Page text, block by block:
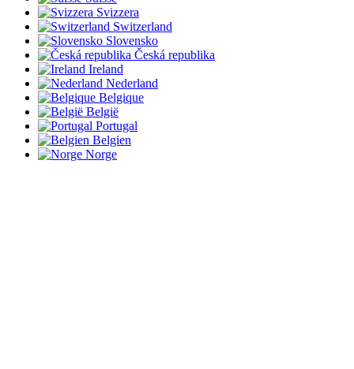
Svizzera
Switzerland
Slovensko
Česká republika
Ireland
Nederland
Belgique
België
Portugal
Belgien
Norge